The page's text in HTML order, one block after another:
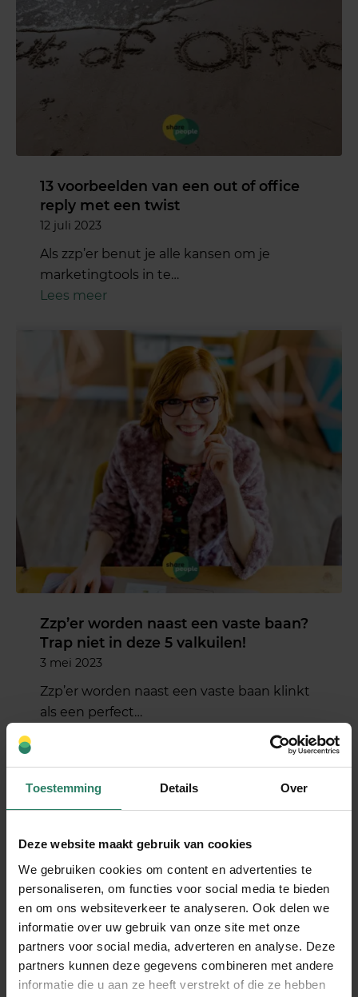
Toestemming Details Over
Deze website maakt gebruik van cookies
We gebruiken cookies om content en advertenties te
personaliseren, om functies voor social media te bieden
en om ons websiteverkeer te analyseren. Ook delen we
informatie over uw gebruik van onze site met onze
partners voor social media, adverteren en analyse. Deze
partners kunnen deze gegevens combineren met andere
informatie die u aan ze heeft verstrekt of die ze hebben
13 voorbeelden van een out of office
reply met een twist
12 juli 2023
Als zzp’er benut je alle kansen om je
marketingtools in te…
Lees meer
Zzp’er worden naast een vaste baan?
Trap niet in deze 5 valkuilen!
3 mei 2023
Zzp’er worden naast een vaste baan klinkt
als een perfect…